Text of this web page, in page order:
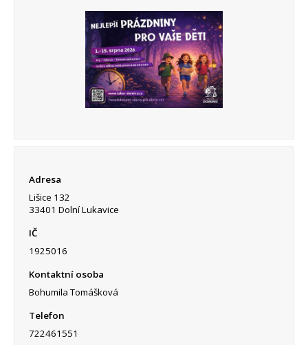
Adresa
Lišice 132
33401 Dolní Lukavice
IČ
1925016
Kontaktní osoba
Bohumila Tomášková
Telefon
722461551